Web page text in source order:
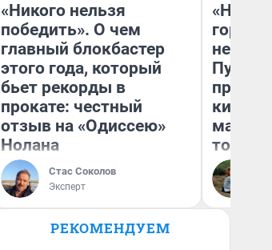
«Никого нельзя
победить». О чем
главный блокбастер
этого года, который
бьет рекорды в
прокате: честный
отзыв на «Одиссею»
Нолана
Стас Соколов
Эксперт
«Нет
того
РЕКОМЕНДУЕМ